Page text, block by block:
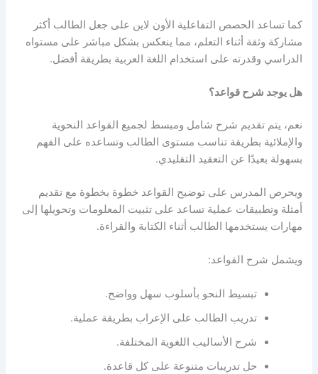
كما تساعد الحصص التفاعلية الأون لاين على جعل الطالب أكثر
مشاركة وثقة أثناء التعلم، مما ينعكس بشكل مباشر على مستواه
الدراسي وقدرته على استخدام اللغة العربية بطريقة أفضل.
هل يوجد شرح قواعد؟
نعم، يتم تقديم شرح شامل ومبسط لجميع القواعد النحوية
والإملائية بطريقة تناسب مستوى الطالب وتساعده على الفهم
بسهولة بعيدًا عن التعقيد التقليدي.
ويحرص المدرس على توضيح القواعد خطوة بخطوة مع تقديم
أمثلة وتطبيقات عملية تساعد على تثبيت المعلومات وتحويلها إلى
مهارات يستخدمها الطالب أثناء الكتابة والقراءة.
ويشمل شرح القواعد:
تبسيط النحو بأسلوب سهل وواضح.
تدريب الطالب على الإعراب بطريقة عملية.
شرح الأساليب اللغوية المختلفة.
حل تدريبات متنوعة على كل قاعدة.